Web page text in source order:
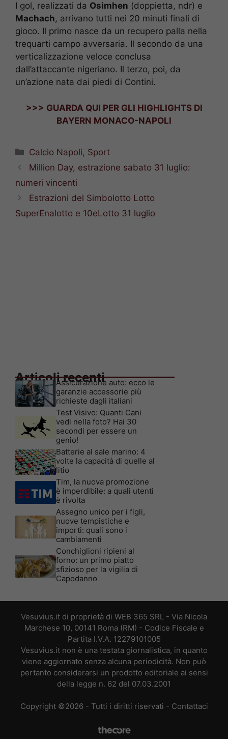
I gol, realizzati da Osimhen (doppietta, ndr) e
Machach, arrivano tutti nei 20 minuti finali di
gioco. Il primo nasce da un recupero palla nella
trequarti campo avversaria. Il secondo da una
verticalizzazione veloce conclusa
dall’attaccante nigeriano. Il terzo, poi, da
un’azione nata dai piedi di Contini.
>>> GUARDA QUI PER GLI HIGHLIGHTS DI
BAYERN MONACO-NAPOLI
Categorie
Calcio Napoli, Sport
Million Day, estrazione sabato 31 luglio:
numeri vincenti
Estrazioni del Simbolotto Lotto
SuperEnalotto e 10eLotto 31 luglio
Articoli recenti
Assicurazione auto: ecco le
garanzie accessorie più
richieste dagli italiani
Test Visivo: Quanti Cani
vedi nella foto? Hai 30
secondi per essere un
genio!
Batterie al sale marino: 4
volte la capacità di quelle al
litio
Tim, la nuova promozione
è imperdibile: a quali utenti
è rivolta
Assegno unico per i figli,
nuove tempistiche e
importi: quali sono i
cambiamenti
Conchiglioni ripieni al
forno: un primo piatto
sfizioso per la vigilia di
Capodanno
Vesuvius.it di proprietà di WEB 365 SRL - Via Nicola
Marchese 10, 00141 Roma (RM) - Codice Fiscale e
Partita I.V.A. 12279101005
Vesuvius.it non è una testata giornalistica, in quanto
viene aggiornato senza alcuna periodicità. Non può
pertanto considerarsi un prodotto editoriale ai sensi
della legge n. 62 del 07.03.2001
Copyright ©2026 - Tutti i diritti riservati - Contattaci